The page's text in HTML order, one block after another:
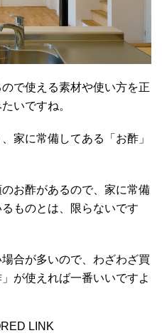
で使える素材や使い方を正
いですね。
家に常備してある「お酢」
お酢があるので、家に常備
ものとは、限らないです
合が多いので、わざわざ買
が使えれば一番いいですよ
LINK